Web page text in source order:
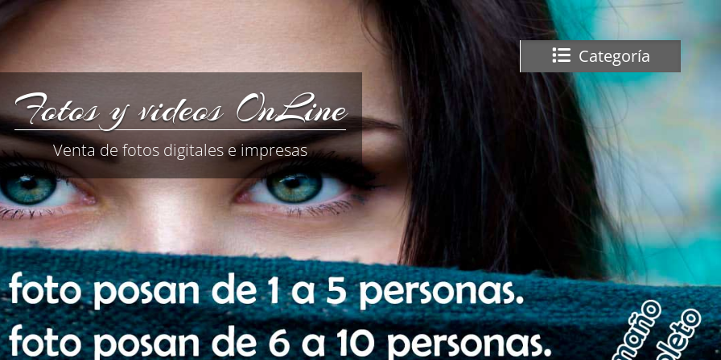
Categoría
Fotos y videos OnLine
Venta de fotos digitales e impresas